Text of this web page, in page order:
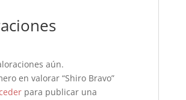
aún.
en valorar “Shiro Bravo”
para publicar una